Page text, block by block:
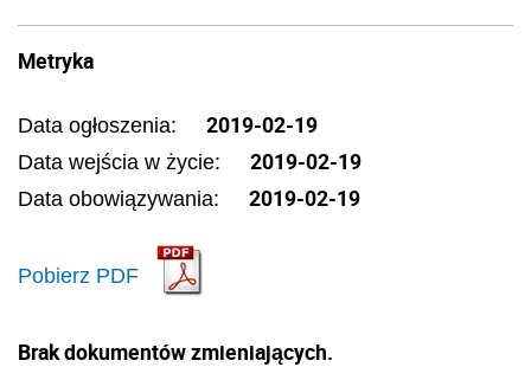
Metryka
Data ogłoszenia: 2019-02-19
Data wejścia w życie: 2019-02-19
Data obowiązywania: 2019-02-19
Pobierz PDF
Brak dokumentów zmieniających.